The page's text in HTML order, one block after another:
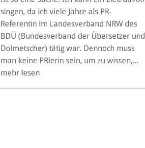
singen, da ich viele Jahre als PR-
Referentin im Landesverband NRW des
BDÜ (Bundesverband der Übersetzer und
Dolmetscher) tätig war. Dennoch muss
man keine PRlerin sein, um zu wissen,...
mehr lesen